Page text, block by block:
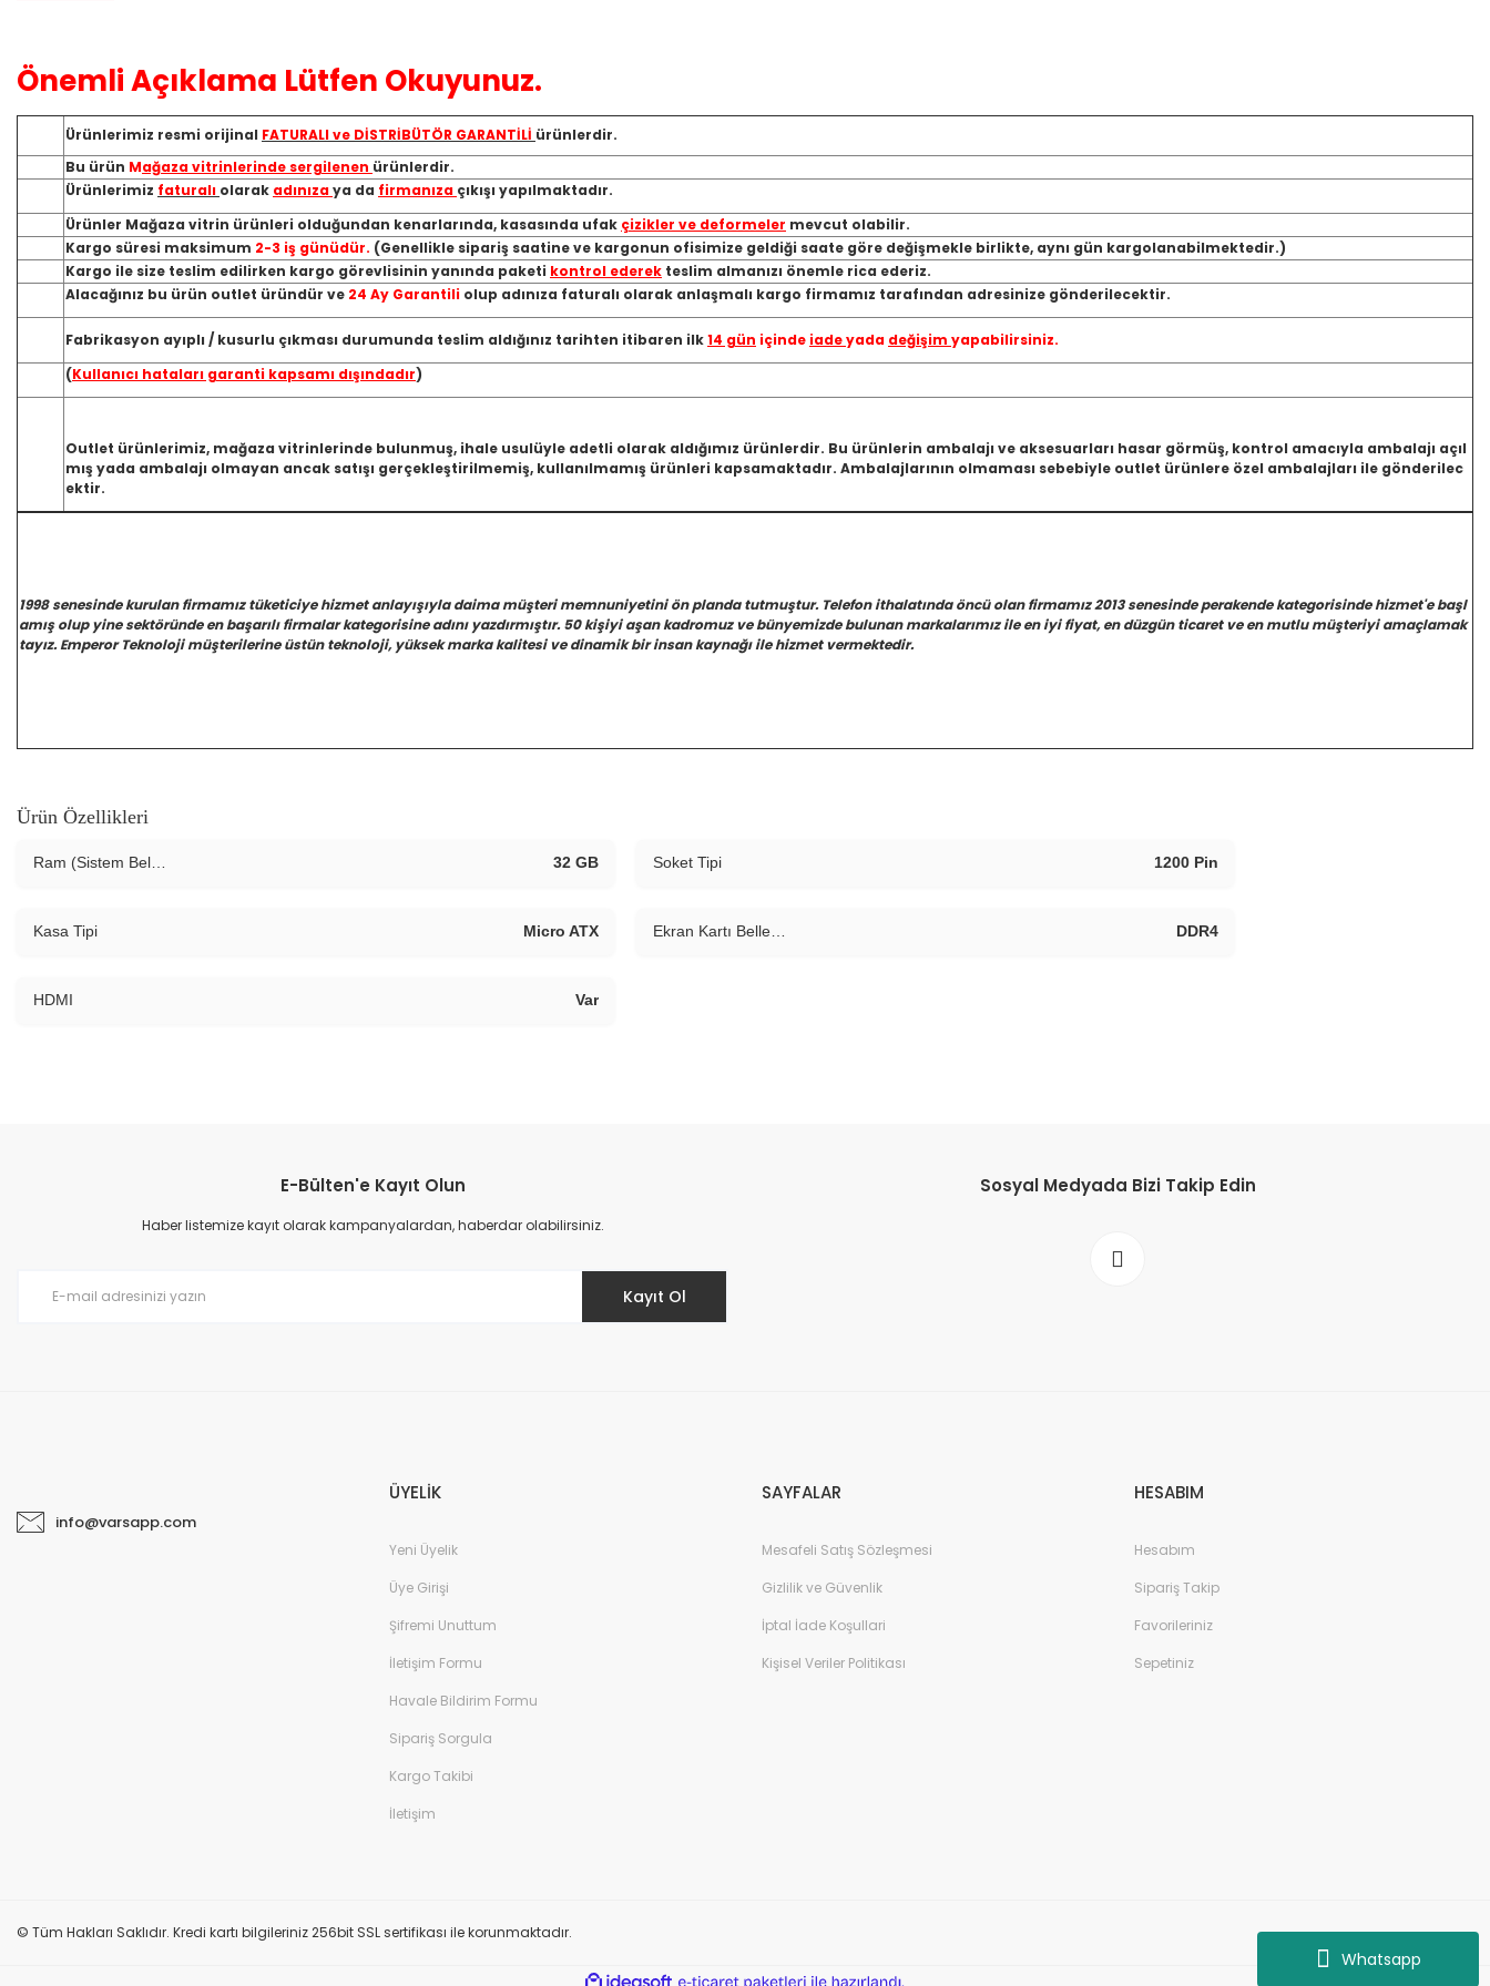
Whatsapp
Önemli Açıklama Lütfen Okuyunuz.
Ürünlerimiz resmi orijinal FATURALI ve DİSTRİBÜTÖR GARANTİLİ ürünlerdir.
Bu ürün Mağaza vitrinlerinde sergilenen ürünlerdir.
Ürünlerimiz faturalı olarak adınızaya da firmanıza çıkışı yapılmaktadır.
Ürünler Mağaza vitrin ürünleri olduğundan kenarlarında, kasasında ufak çizikler ve deformeler mevcut olabilir.
Kargo süresi maksimum 2-3 iş günüdür. (Genellikle sipariş saatine ve kargonun ofisimize geldiği saate göre değişmekle birlikte, aynı gün kargolanabilmektedir.)
Kargo ile size teslim edilirken kargo görevlisinin yanında paketi kontrol ederek teslim almanızı önemle rica ederiz.
Alacağınız bu ürün outlet üründür ve 24 Ay Garantili olup adınıza faturalı olarak anlaşmalı kargo firmamız tarafından adresinize gönderilecektir.
Fabrikasyon ayıplı / kusurlu çıkması durumunda teslim aldığınız tarihten itibaren ilk14 gün içinde iadeyada değişim yapabilirsiniz.
(Kullanıcı hataları garanti kapsamı dışındadır)
Outlet ürünlerimiz, mağaza vitrinlerinde bulunmuş, ihale usulüyle adetli olarak aldığımız ürünlerdir. Bu ürünlerin ambalajı ve aksesuarları hasar görmüş, kontrol amacıyla ambalajı açıl
mış yada ambalajı olmayan ancak satışı gerçekleştirilmemiş, kullanılmamış ürünleri kapsamaktadır. Ambalajlarının olmaması sebebiyle outlet ürünlere özel ambalajları ile gönderilec
ektir.
1998 senesinde kurulan firmamız tüketiciye hizmet anlayışıyla daima müşteri memnuniyetini ön planda tutmuştur. Telefon ithalatında öncü olan firmamız 2013 senesinde perakende kategorisinde hizmet'e başl
amış olup yine sektöründe en başarılı firmalar kategorisine adını yazdırmıştır. 50 kişiyi aşan kadromuz ve bünyemizde bulunan markalarımız ile en iyi fiyat, en düzgün ticaret ve en mutlu müşteriyi amaçlamak
tayız. Emperor Teknoloji müşterilerine üstün teknoloji, yüksek marka kalitesi ve dinamik bir insan kaynağı ile hizmet vermektedir.
Ürün Özellikleri
32 GB Soket Tipi 1200 Pin
Kasa Tipi Micro ATX DDR4
HDMI Var
E-Bülten'e Kayıt Olun
Haber listemize kayıt olarak kampanyalardan, haberdar olabilirsiniz.
Kayıt Ol
Sosyal Medyada Bizi Takip Edin
info@varsapp.com
ÜYELİK
Yeni Üyelik
Üye Girişi
Şifremi Unuttum
İletişim Formu
Havale Bildirim Formu
Sipariş Sorgula
Kargo Takibi
İletişim
SAYFALAR
Mesafeli Satış Sözleşmesi
Gizlilik ve Güvenlik
İptal İade Koşullari
Kişisel Veriler Politikası
HESABIM
Hesabım
Sipariş Takip
Favorileriniz
Sepetiniz
© Tüm Hakları Saklıdır. Kredi kartı bilgileriniz 256bit SSL sertifikası ile korunmaktadır.
ideasoft e-